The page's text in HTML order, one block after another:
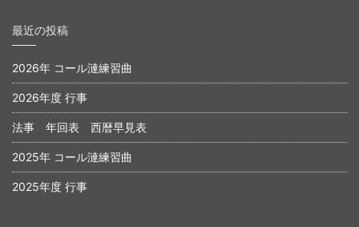
最近の投稿
2026年 コール漣練習曲
2026年度 行事
法事 年回表 西暦早見表
2025年 コール漣練習曲
2025年度 行事